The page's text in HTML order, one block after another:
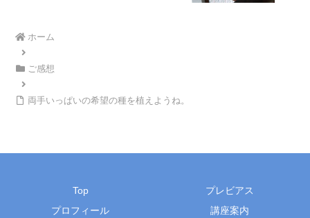
ホーム
ご感想
両手いっぱいの希望の種を植えようね。
Top
プレビアス
プロフィール
講座案内